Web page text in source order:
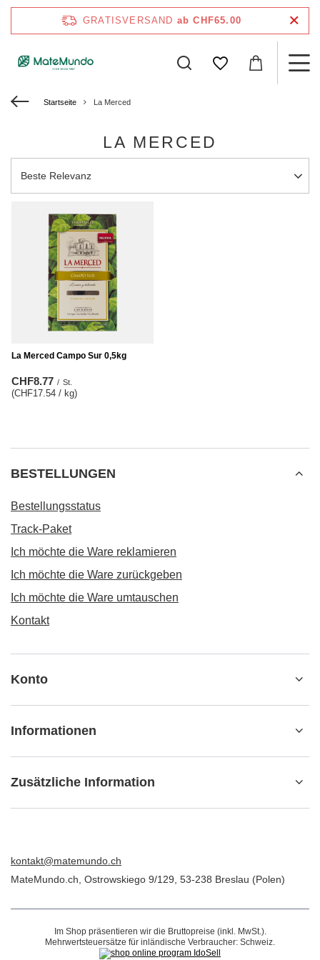
GRATISVERSAND ab CHF65.00
Startseite La Merced
LA MERCED
Sortierung ändern
Beste Relevanz
La Merced Campo Sur 0,5kg
CHF8.77 / St.
(CHF17.54 / kg)
BESTELLUNGEN
Bestellungsstatus
Track-Paket
Ich möchte die Ware reklamieren
Ich möchte die Ware zurückgeben
Ich möchte die Ware umtauschen
Kontakt
Konto
Informationen
Zusätzliche Information
kontakt@matemundo.ch
MateMundo.ch Ostrowskiego 9/129 53-238 Breslau (Polen)
Im Shop präsentieren wir die Bruttopreise (inkl. MwSt.).
Mehrwertsteuersätze für inländische Verbraucher: Schweiz